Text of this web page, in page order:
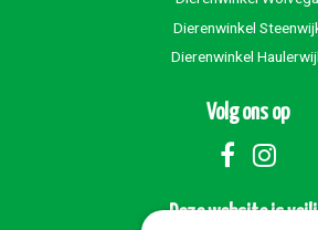
Dierenwinkel
Dierenwinkel
Volg ons op
Deze website is